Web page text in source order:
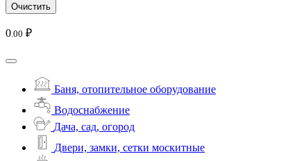
Очистить
0 .00 ₽
Баня, отопительное оборудование
Водоснабжение
Дача, сад, огород
Двери, замки, сетки москитные